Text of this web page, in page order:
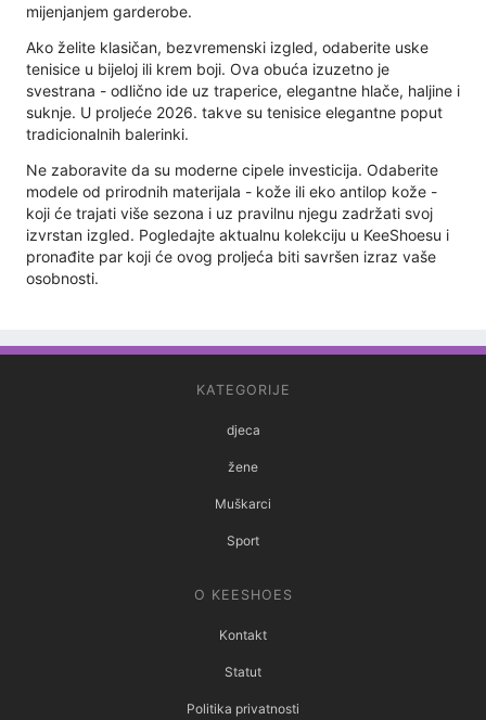
mijenjanjem garderobe.
Ako želite klasičan, bezvremenski izgled, odaberite uske
tenisice u bijeloj ili krem ​​boji. Ova obuća izuzetno je
svestrana - odlično ide uz traperice, elegantne hlače, haljine i
suknje. U proljeće 2026. takve su tenisice elegantne poput
tradicionalnih balerinki.
Ne zaboravite da su moderne cipele investicija. Odaberite
modele od prirodnih materijala - kože ili eko antilop kože -
koji će trajati više sezona i uz pravilnu njegu zadržati svoj
izvrstan izgled. Pogledajte aktualnu kolekciju u KeeShoesu i
pronađite par koji će ovog proljeća biti savršen izraz vaše
osobnosti.
KATEGORIJE
djeca
žene
Muškarci
Sport
O KEESHOES
Kontakt
Statut
Politika privatnosti